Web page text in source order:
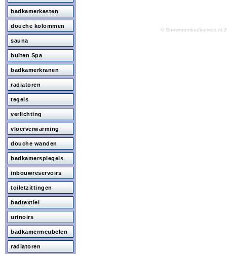
badkamerkasten
douche kolommen
sauna
buiten Spa
badkamerkranen
radiatoren
tegels
verlichting
vloerverwarming
douche wanden
badkamerspiegels
inbouwreservoirs
toiletzittingen
badtextiel
urinoirs
badkamermeubelen
radiatoren
©